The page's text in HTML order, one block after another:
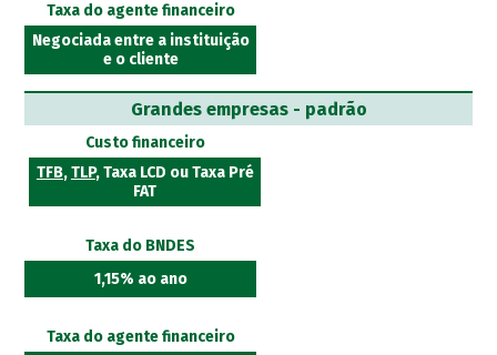
Taxa do agente financeiro
Negociada entre a instituição
e o cliente
Grandes empresas - padrão
Custo financeiro
TFB,TLP, Taxa LCD ou Taxa Pré
FAT
Taxa do BNDES
1,15% ao ano
Taxa do agente financeiro